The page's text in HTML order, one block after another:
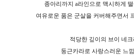
종아리까지 a라인으로 맥시하게
여유로운 품은 군살을 커버해주면서
적당한 깊이의 브이 네
둥근카라로 사랑스러운 느